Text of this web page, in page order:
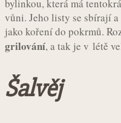
bylinkou, která má
vůni. Jeho listy se sbírají
jako koření do pokrmů.
grilování, a tak je v létě
Šalvěj